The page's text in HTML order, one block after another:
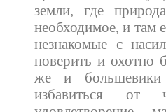
земли, где
необходимое, и там
незнакомые с
поверить и охотно
же и большевики
избавиться от